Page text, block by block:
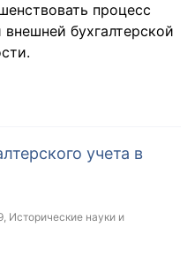
процесс
бухгалтерской
учета в
, Исторические науки и